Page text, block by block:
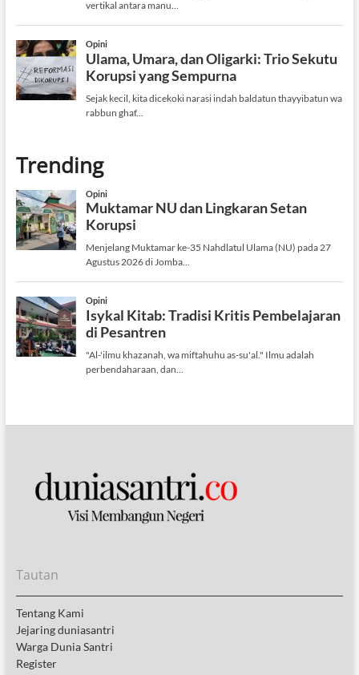
Trending
Tautan
Tentang Kami
Jejaring duniasantri
Warga Dunia Santri
Register